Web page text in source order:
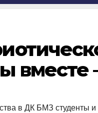
вместе
в ДК БМЗ студенты